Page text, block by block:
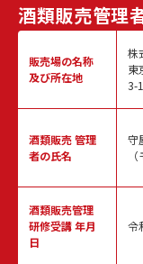
酒類販売管理
販売場の名称
及び所在地
酒類販売管理
者の氏名
酒類販売管理
研修受講 年月
日
株
東
3-1
守
令